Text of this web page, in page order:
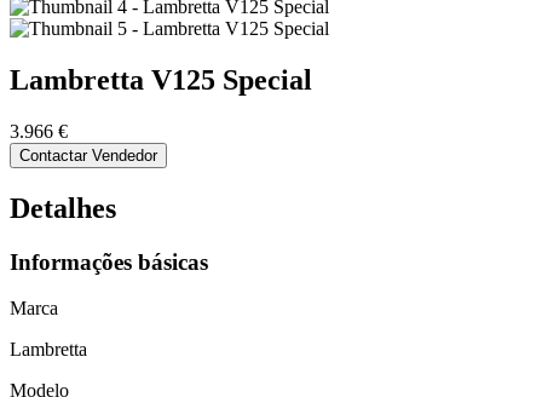
Lambretta V125 Special
3.966 €
Contactar Vendedor
Detalhes
Informações básicas
Marca
Lambretta
Modelo